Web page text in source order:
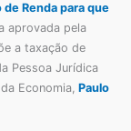
Renda para que
aprovada pela
a taxação de
Pessoa Jurídica
Economia, Paulo